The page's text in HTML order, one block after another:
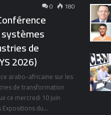
0 180
de
2026)
arabo-africaine sur les
de transformation
ce mercredi 10 juin
Expositions du…